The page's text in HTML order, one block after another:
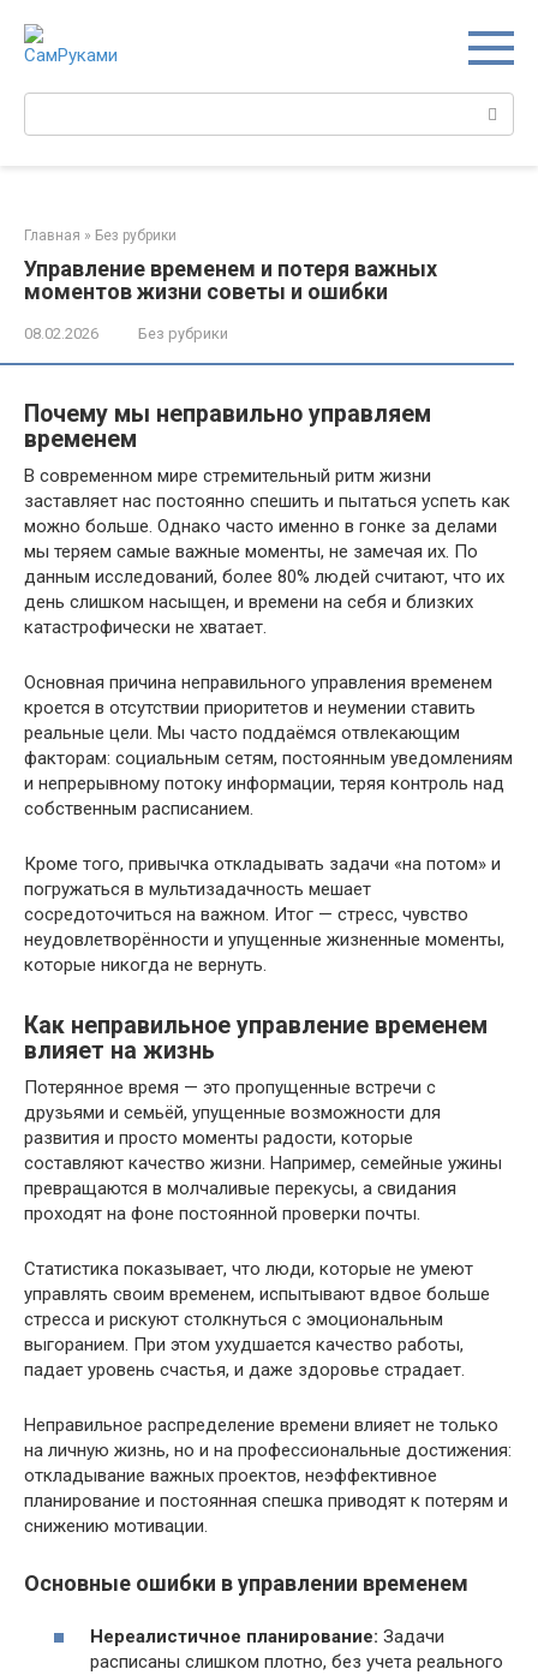
контенту
Главная » Без рубрики
Управление временем и потеря важных
моментов жизни советы и ошибки
08.02.2026 Без рубрики
Почему мы неправильно управляем
временем
В современном мире стремительный ритм жизни
заставляет нас постоянно спешить и пытаться успеть как
можно больше. Однако часто именно в гонке за делами
мы теряем самые важные моменты, не замечая их. По
данным исследований, более 80% людей считают, что их
день слишком насыщен, и времени на себя и близких
катастрофически не хватает.
Основная причина неправильного управления временем
кроется в отсутствии приоритетов и неумении ставить
реальные цели. Мы часто поддаёмся отвлекающим
факторам: социальным сетям, постоянным уведомлениям
и непрерывному потоку информации, теряя контроль над
собственным расписанием.
Кроме того, привычка откладывать задачи «на потом» и
погружаться в мультизадачность мешает
сосредоточиться на важном. Итог — стресс, чувство
неудовлетворённости и упущенные жизненные моменты,
которые никогда не вернуть.
Как неправильное управление временем
влияет на жизнь
Потерянное время — это пропущенные встречи с
друзьями и семьёй, упущенные возможности для
развития и просто моменты радости, которые
составляют качество жизни. Например, семейные ужины
превращаются в молчаливые перекусы, а свидания
проходят на фоне постоянной проверки почты.
Статистика показывает, что люди, которые не умеют
управлять своим временем, испытывают вдвое больше
стресса и рискуют столкнуться с эмоциональным
выгоранием. При этом ухудшается качество работы,
падает уровень счастья, и даже здоровье страдает.
Неправильное распределение времени влияет не только
на личную жизнь, но и на профессиональные достижения:
откладывание важных проектов, неэффективное
планирование и постоянная спешка приводят к потерям и
снижению мотивации.
Основные ошибки в управлении временем
Нереалистичное планирование: Задачи
расписаны слишком плотно, без учета реального